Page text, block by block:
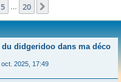
5 20
didgeridoo dans ma déco
oct. 2025, 17:49